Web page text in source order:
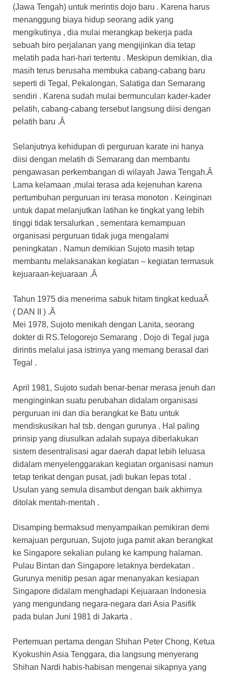
(Jawa Tengah) untuk merintis dojo baru . Karena harus
menanggung biaya hidup seorang adik yang
mengikutinya , dia mulai merangkap bekerja pada
sebuah biro perjalanan yang mengijinkan dia tetap
melatih pada hari-hari tertentu . Meskipun demikian, dia
masih terus berusaha membuka cabang-cabang baru
seperti di Tegal, Pekalongan, Salatiga dan Semarang
sendiri . Karena sudah mulai bermunculan kader-kader
pelatih, cabang-cabang tersebut langsung diisi dengan
pelatih baru .Â
Selanjutnya kehidupan di perguruan karate ini hanya
diisi dengan melatih di Semarang dan membantu
pengawasan perkembangan di wilayah Jawa Tengah.Â
Lama kelamaan ,mulai terasa ada kejenuhan karena
pertumbuhan perguruan ini terasa monoton . Keinginan
untuk dapat melanjutkan latihan ke tingkat yang lebih
tinggi tidak tersalurkan , sementara kemampuan
organisasi perguruan tidak juga mengalami
peningkatan . Namun demikian Sujoto masih tetap
membantu melaksanakan kegiatan – kegiatan termasuk
kejuaraan-kejuaraan .Â
Tahun 1975 dia menerima sabuk hitam tingkat keduaÂ
( DAN II ) .Â
Mei 1978, Sujoto menikah dengan Lanita, seorang
dokter di RS.Telogorejo Semarang . Dojo di Tegal juga
dirintis melalui jasa istrinya yang memang berasal dari
Tegal .
April 1981, Sujoto sudah benar-benar merasa jenuh dan
menginginkan suatu perubahan didalam organisasi
perguruan ini dan dia berangkat ke Batu untuk
mendiskusikan hal tsb. dengan gurunya . Hal paling
prinsip yang diusulkan adalah supaya diberlakukan
sistem desentralisasi agar daerah dapat lebih leluasa
didalam menyelenggarakan kegiatan organisasi namun
tetap terikat dengan pusat, jadi bukan lepas total .
Usulan yang semula disambut dengan baik akhirnya
ditolak mentah-mentah .
Disamping bermaksud menyampaikan pemikiran demi
kemajuan perguruan, Sujoto juga pamit akan berangkat
ke Singapore sekalian pulang ke kampung halaman.
Pulau Bintan dan Singapore letaknya berdekatan .
Gurunya menitip pesan agar menanyakan kesiapan
Singapore didalam menghadapi Kejuaraan Indonesia
yang mengundang negara-negara dari Asia Pasifik
pada bulan Juni 1981 di Jakarta .
Pertemuan pertama dengan Shihan Peter Chong, Ketua
Kyokushin Asia Tenggara, dia langsung menyerang
Shihan Nardi habis-habisan mengenai sikapnya yang